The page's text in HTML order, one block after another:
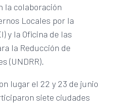
la colaboración
Locales por la
y la Oficina de las
la Reducción de
(UNDRR).
lugar el 22 y 23 de junio
siete ciudades